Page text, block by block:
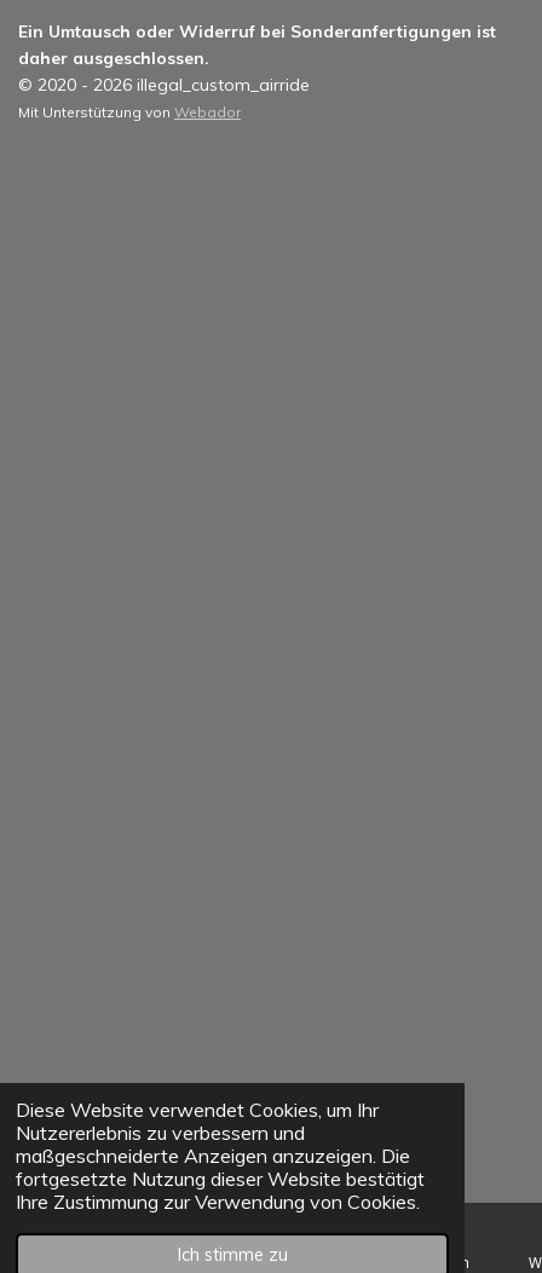
Diese Website verwendet Cookies, um Ihr
Nutzererlebnis zu verbessern und
maßgeschneiderte Anzeigen anzuzeigen. Die
fortgesetzte Nutzung dieser Website bestätigt
Ihre Zustimmung zur Verwendung von Cookies.
Ich stimme zu
Ein Umtausch oder Widerruf bei Sonderanfertigungen ist
daher ausgeschlossen.
© 2020 - 2026 illegal_custom_airride
Mit Unterstützung von Webador
Telefon Instagram